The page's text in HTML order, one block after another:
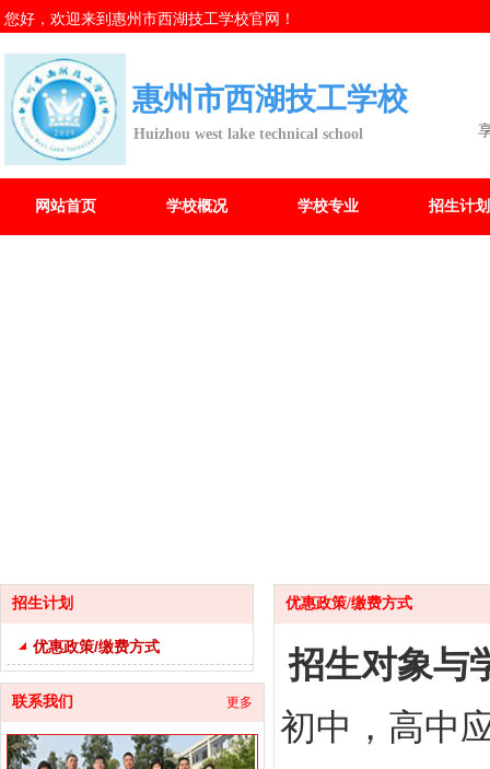
您好，欢迎来到惠州市西湖技工学校官网！
惠州市西湖技工学校
Huizhou west lake technical school
网站首页 学校概况 学校专业 招生计划
招生计划
优惠政策/缴费方式
联系我们 更多
优惠政策/缴费方式
招生对象与
初中，高中